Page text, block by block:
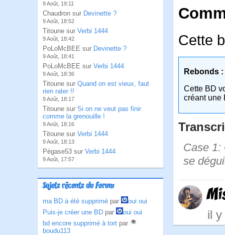
9 Août, 19:11
Chaudron sur Devinette ?
9 Août, 18:52
Titoune sur Verbi 1444
9 Août, 18:42
PoLoMcBEE sur Devinette ?
9 Août, 18:41
PoLoMcBEE sur Verbi 1444
9 Août, 18:36
Titoune sur Quand on est vieux, faut
rien rater !!
9 Août, 18:17
Titoune sur Si on ne veut pas finir
comme la grenouille !
9 Août, 18:16
Titoune sur Verbi 1444
9 Août, 18:13
Pégase53 sur Verbi 1444
9 Août, 17:57
Sujets récents du Forum
ma BD à été supprimé par
oui oui
Puis-je créer une BD par
oui oui
bd encore supprimé à tort par
boudu113
Cette
Rebonds :
Cette BD
créant une
Case 1:
se
il y